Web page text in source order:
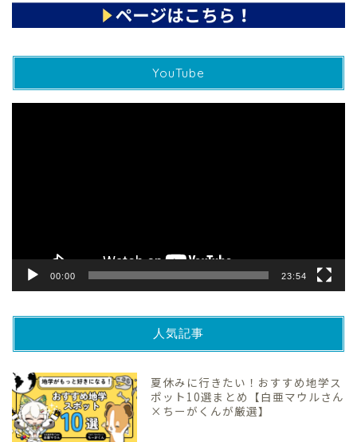
YouTube
00:00 23:54
人気記事
夏休みに行きたい！おすすめ地学ス
ポット10選まとめ【白亜マウルさん
×ちーがくんが厳選】